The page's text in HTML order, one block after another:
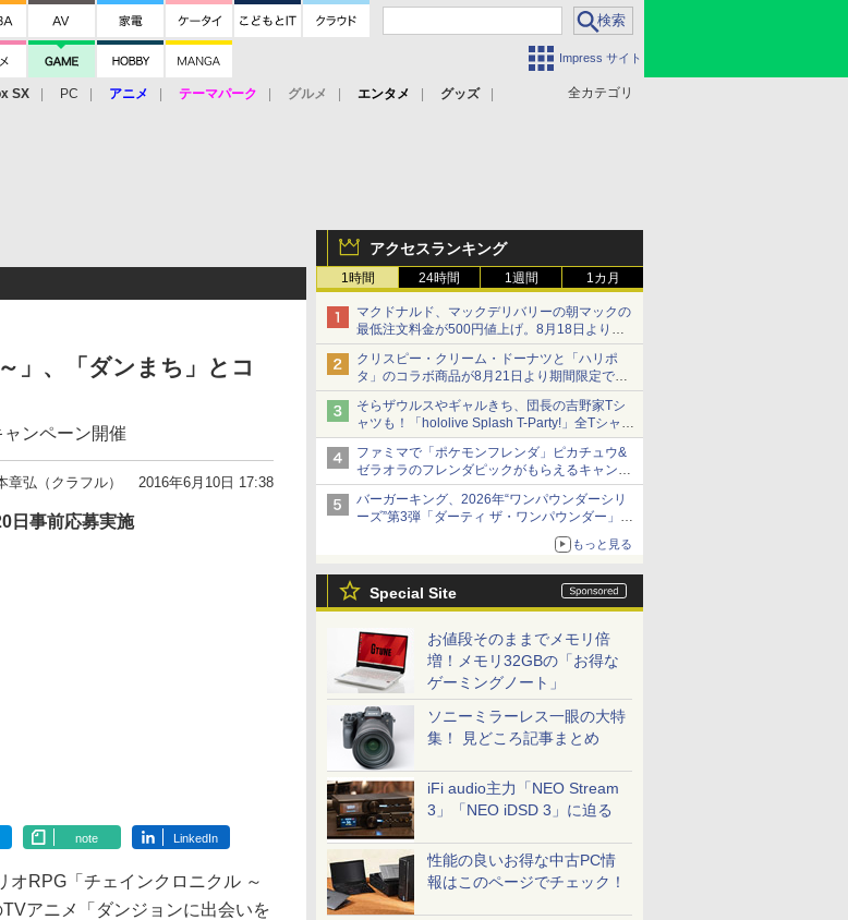
Impress サイト
全カテゴリ
SX PC アニメ テーマパーク グルメ エンタメ
グッズ
アクセスランキング
1時間 24時間 1週間 1カ月
マクドナルド、マックデリバリーの朝マックの
最低注文料金が500円値上げ。8月18日より
1,500円から受付
クリスピー・クリーム・ドーナツと「ハリポ
タ」のコラボ商品が8月21日より期間限定で発
売
組分け帽子ドーナツなど見た目も楽しい商品が
登場
そらザウルスやギャルきち、団長の吉野家Tシ
ャツも！「hololive Splash T-Party!」全Tシャツ
ラインナップ公開＆オンライン販売開始
ファミマで「ポケモンフレンダ」ピカチュウ&
ゼラオラのフレンダピックがもらえるキャンペ
ーン開催！
バーガーキング、2026年“ワンパウンダーシリ
ーズ”第3弾「ダーティ ザ・ワンパウンダー」を
「特製ガーリックマヨソース」を使用した超大
もっと見る
Special Site
お値段そのままでメモリ倍
増！メモリ32GBの「お得な
ゲーミングノート」
ソニーミラーレス一眼の大特
集！ 見どころ記事まとめ
iFi audio主力「NEO Stream
3」「NEO iDSD 3」に迫る
性能の良いお得な中古PC情
報はこのページでチェック！
」、「ダンまち」とコ
ャンペーン開催
章弘（クラフル） 2016年6月10日 17:38
日事前応募実施
note LinkedIn
RPG「チェインクロニクル ～
アニメ「ダンジョンに出会いを